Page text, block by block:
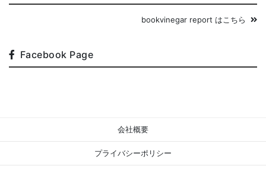
bookvinegar report はこちら
Facebook Page
会社概要
プライバシーポリシー